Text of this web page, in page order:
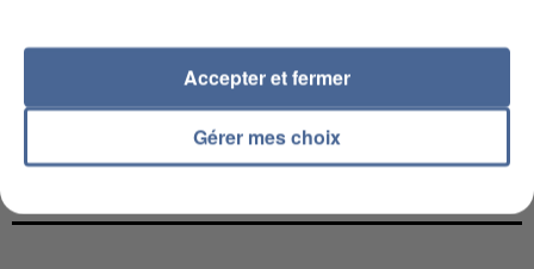
L’UN DES FONDATEURS SUPPOSÉS DE LA DZ
MAFIA INTERPELLÉ EN ALGÉRIE
Gérer mes choix
Accepter et fermer